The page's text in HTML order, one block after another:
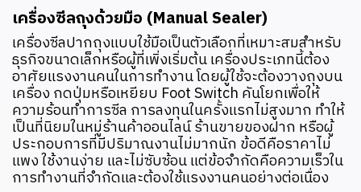
เครื่องซีลถุงด้วยมือ (Manual Sealer)
เครื่องซีลปากถุงแบบใช้มือเป็นตัวเลือกที่เหมาะสมสำหรับ
ธุรกิจขนาดเล็กหรือผู้ที่เพิ่งเริ่มต้น เครื่องประเภทนี้ต้อง
อาศัยแรงงานคนในการทำงาน โดยผู้ใช้จะต้องวางถุงบน
เครื่อง กดปุ่มหรือเหยียบ Foot Switch คันโยกเพื่อให้
ความร้อนทำการซีล การลงทุนในครั้งแรกไม่สูงมาก ทำให้
เป็นที่นิยมในหมู่ร้านค้าออนไลน์ ร้านขายของฝาก หรือผู้
ประกอบการที่มีปริมาณงานไม่มากนัก ข้อดีคือราคาไม่
แพง ใช้งานง่าย และไม่ซับซ้อน แต่ข้อจำกัดคือความเร็วใน
การทำงานที่จำกัดและต้องใช้แรงงานคนอย่างต่อเนื่อง